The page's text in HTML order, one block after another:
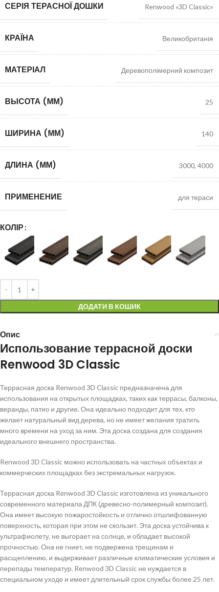
СЕРІЯ ТЕРАСНОЇ ДОШКИ Renwood «3D Classic»
КРАЇНА Великобританія
МАТЕРІАЛ Деревополімерний композит
ВЫСОТА (ММ) 25
ШИРИНА (ММ) 140
ДЛИНА (ММ) 3000, 4000
ПРИМЕНЕНИЕ для тераси
КОЛІР
ДОДАТИ В КОШИК
Опис
Использование террасной доски
Renwood 3D Classic
Террасная доска Renwood 3D Classic предназначена для
использования на открытых площадках, таких как террасы, балконы,
веранды, патио и другие. Она идеально подходит для тех, кто
желает натуральный вид дерева, но не имеет желания тратить
много времени на уход за ним. Эта доска создана для создания
идеального внешнего пространства.
Renwood 3D Classic можно использовать на частных объектах и
коммерческих площадках без экстремальных нагрузок.
Террасная доска Renwood 3D Classic изготовлена из уникального
современного материала ДПК (древесно-полимерный композит).
Она имеет высокую пожаростойкость и отлично отшлифованную
поверхность, которая при этом не скользит. Эта доска устойчива к
ультрафиолету, не выгорает на солнце, и обладает высокой
прочностью. Она не гниет, не подвержена трещинам и
расщеплению, и выдерживает различные климатические условия и
перепады температур. Renwood 3D Classic не нуждается в
специальном уходе и имеет длительный срок службы более 25 лет.